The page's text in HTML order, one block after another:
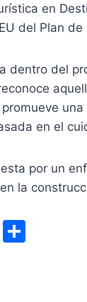
en
del Plan
dentro del
en el
por un
la
F